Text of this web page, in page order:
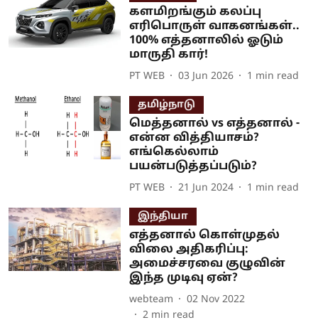
களமிறங்கும் கலப்பு
எரிபொருள் வாகனங்கள்..
100% எத்தனாலில் ஓடும்
மாருதி கார்!
PT WEB 03 Jun 2026 1 min read
தமிழ்நாடு
மெத்தனால் vs எத்தனால் -
என்ன வித்தியாசம்?
எங்கெல்லாம்
பயன்படுத்தப்படும்?
PT WEB 21 Jun 2024 1 min read
இந்தியா
எத்தனால் கொள்முதல்
விலை அதிகரிப்பு:
அமைச்சரவை குழுவின்
இந்த முடிவு ஏன்?
webteam
02 Nov 2022
2 min read